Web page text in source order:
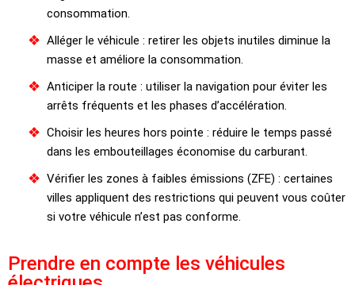
consommation.
Alléger le véhicule : retirer les objets inutiles diminue la
masse et améliore la consommation.
Anticiper la route : utiliser la navigation pour éviter les
arrêts fréquents et les phases d’accélération.
Choisir les heures hors pointe : réduire le temps passé
dans les embouteillages économise du carburant.
Vérifier les zones à faibles émissions (ZFE) : certaines
villes appliquent des restrictions qui peuvent vous coûter
si votre véhicule n’est pas conforme.
Prendre en compte les véhicules